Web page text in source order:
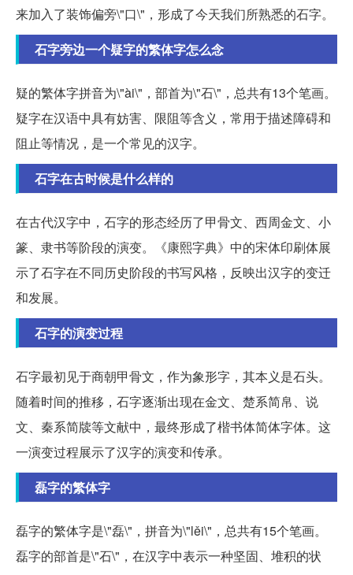
来加入了装饰偏旁\"口\"，形成了今天我们所熟悉的石字。
石字旁边一个疑字的繁体字怎么念
疑的繁体字拼音为\"ài\"，部首为\"石\"，总共有13个笔画。
疑字在汉语中具有妨害、限阻等含义，常用于描述障碍和
阻止等情况，是一个常见的汉字。
石字在古时候是什么样的
在古代汉字中，石字的形态经历了甲骨文、西周金文、小
篆、隶书等阶段的演变。《康熙字典》中的宋体印刷体展
示了石字在不同历史阶段的书写风格，反映出汉字的变迁
和发展。
石字的演变过程
石字最初见于商朝甲骨文，作为象形字，其本义是石头。
随着时间的推移，石字逐渐出现在金文、楚系简帛、说
文、秦系简牍等文献中，最终形成了楷书体简体字体。这
一演变过程展示了汉字的演变和传承。
磊字的繁体字
磊字的繁体字是\"磊\"，拼音为\"lěi\"，总共有15个笔画。
磊字的部首是\"石\"，在汉字中表示一种坚固、堆积的状